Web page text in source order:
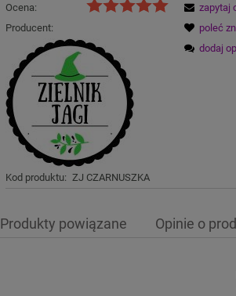
Ocena:
Producent:
Kod produktu: ZJ CZARNUSZKA
zapytaj
poleć
dodaj
Produkty powiązane Opinie o